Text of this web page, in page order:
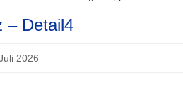
– Detail4
2026